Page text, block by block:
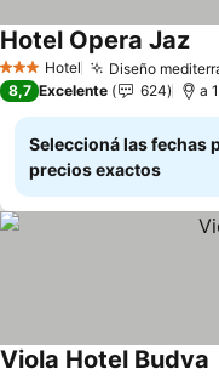
3 Estrellas
Hotel Diseño
Hotel Opera Jaz
8,7 Excelente 624 a
Seleccioná las fechas
precios exactos
Viola Hotel Budva